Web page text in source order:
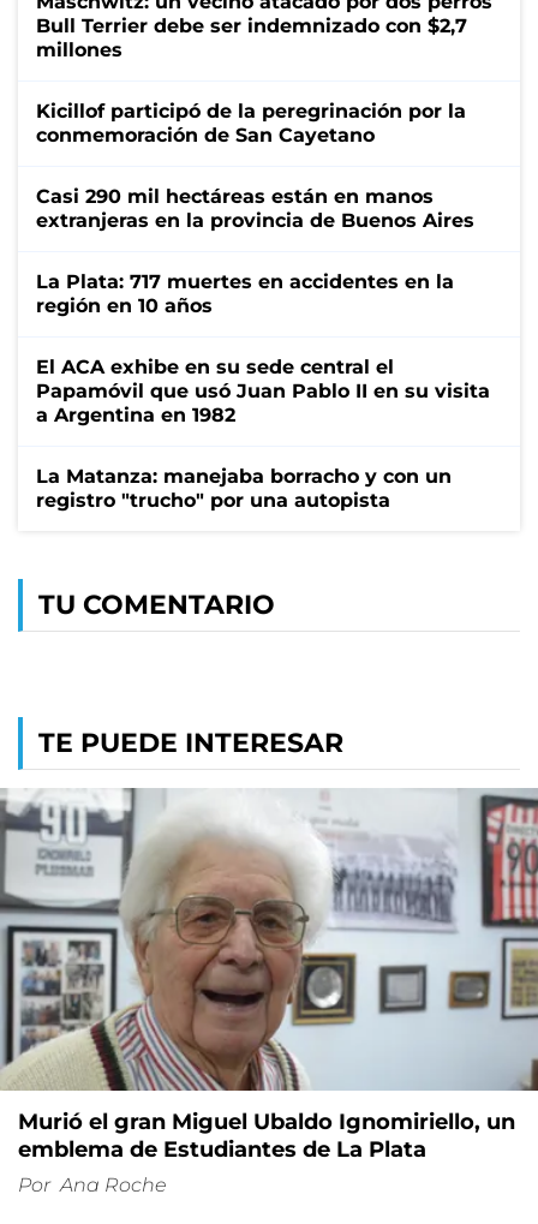
Bull Terrier debe ser indemnizado con $2,7
millones
Kicillof participó de la peregrinación por la
conmemoración de San Cayetano
Casi 290 mil hectáreas están en manos
extranjeras en la provincia de Buenos Aires
La Plata: 717 muertes en accidentes en la
región en 10 años
El ACA exhibe en su sede central el
Papamóvil que usó Juan Pablo II en su visita
a Argentina en 1982
La Matanza: manejaba borracho y con un
registro "trucho" por una autopista
TU COMENTARIO
TE PUEDE INTERESAR
Murió el gran Miguel Ubaldo Ignomiriello, un
emblema de Estudiantes de La Plata
Por Ana Roche